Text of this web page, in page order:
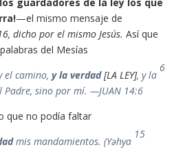
—el mismo mensaje de
dicho por el mismo Jesús. Así que
del Mesías,
6
el camino, y la verdad[LA LEY], y la
Padre, sino por mí. —JUAN 14:6
que no podía faltar—
15
mis mandamientos. (Yəhya